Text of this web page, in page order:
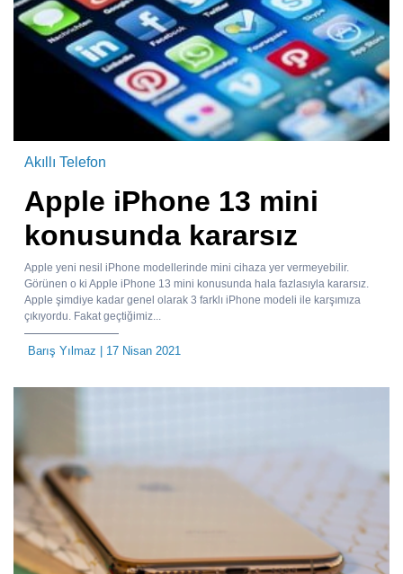
Akıllı Telefon
Apple iPhone 13 mini
konusunda kararsız
Apple yeni nesil iPhone modellerinde mini cihaza yer vermeyebilir.
Görünen o ki Apple iPhone 13 mini konusunda hala fazlasıyla kararsız.
Apple şimdiye kadar genel olarak 3 farklı iPhone modeli ile karşımıza
çıkıyordu. Fakat geçtiğimiz...
Barış Yılmaz | 17 Nisan 2021